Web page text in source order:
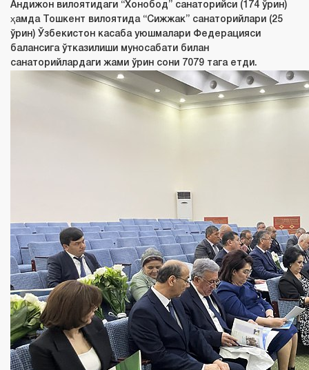
Андижон вилоятидаги “Хонобод” санаторийси (174 ўрин)
ҳамда Тошкент вилоятида “Сижжак” санаторийлари (25
ўрин) Ўзбекистон касаба уюшмалари Федерацияси
балансига ўтказилиши муносабати билан
санаторийлардаги жами ўрин сони 7079 тага етди.